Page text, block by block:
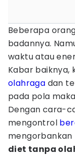
Beberapa
badannya.
waktu atau
Kabar
olahraga dan
pada pola
Dengan cara-
mengontrol
mengorbankan
diet tanpa